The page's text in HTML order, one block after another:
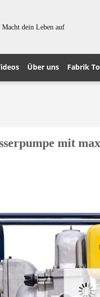
dein Leben auf
Über uns Fabrik
mit